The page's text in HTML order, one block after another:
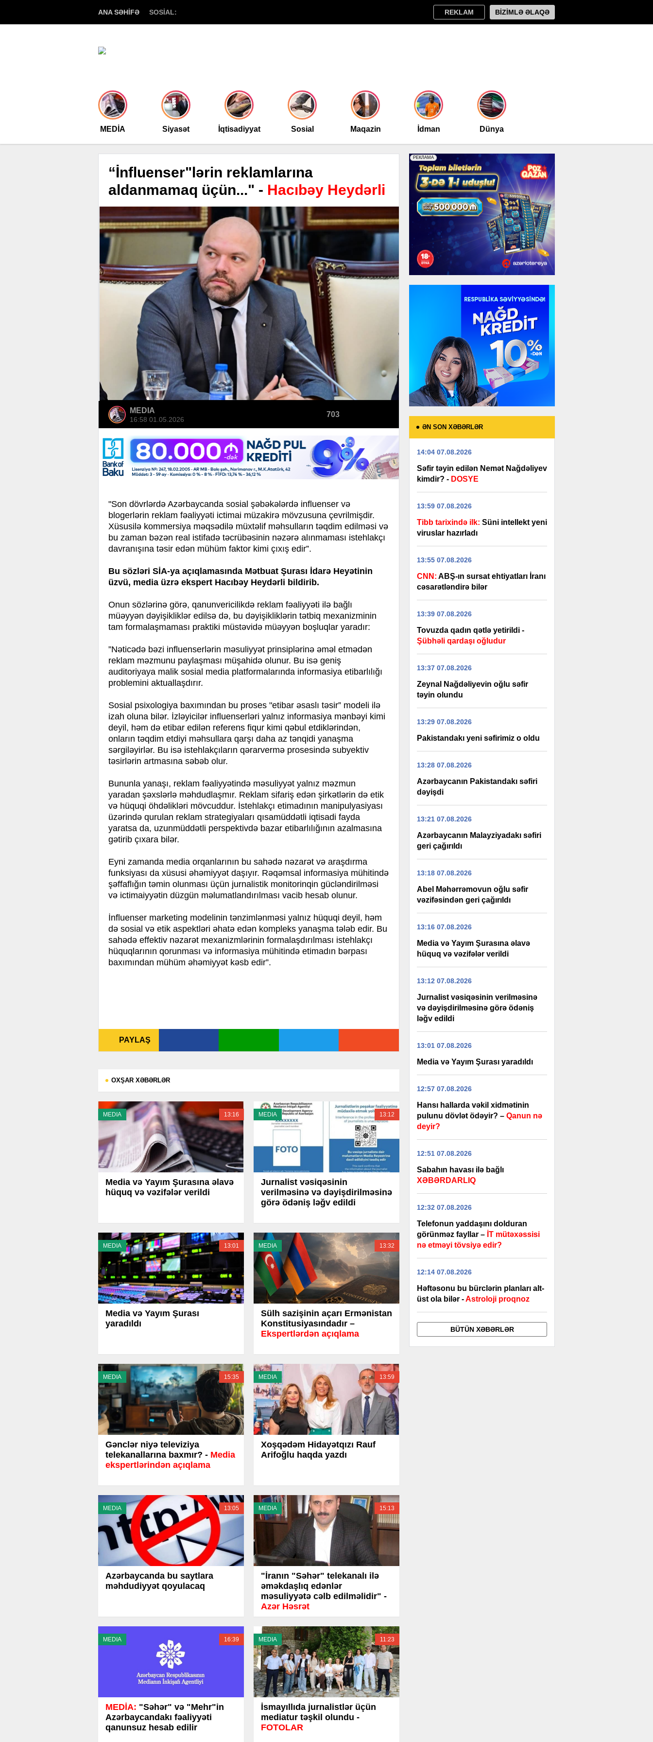
ANA SƏHİFƏ SOSİAL: REKLAM BİZİMLƏ ƏLAQƏ
MEDİA Siyasət İqtisadiyyat Sosial Maqazin İdman Dünya
“İnfluenser"lərin reklamlarına
aldanmamaq üçün..." - Hacıbəy Heydərli
MEDIA
16:58 01.05.2026
703
"Son dövrlərdə Azərbaycanda sosial şəbəkələrdə influenser və
blogerlərin reklam fəaliyyəti ictimai müzakirə mövzusuna çevrilmişdir.
Xüsusilə kommersiya məqsədilə müxtəlif məhsulların təqdim edilməsi və
bu zaman bəzən real istifadə təcrübəsinin nəzərə alınmaması istehlakçı
davranışına təsir edən mühüm faktor kimi çıxış edir”.
Bu sözləri SİA-ya açıqlamasında Mətbuat Şurası İdarə Heyətinin
üzvü, media üzrə ekspert Hacıbəy Heydərli bildirib.
Onun sözlərinə görə, qanunvericilikdə reklam fəaliyyəti ilə bağlı
müəyyən dəyişikliklər edilsə də, bu dəyişikliklərin tətbiq mexanizminin
tam formalaşmaması praktiki müstəvidə müəyyən boşluqlar yaradır:
”Nəticədə bəzi influenserlərin məsuliyyət prinsiplərinə əməl etmədən
reklam məzmunu paylaşması müşahidə olunur. Bu isə geniş
auditoriyaya malik sosial media platformalarında informasiya etibarlılığı
problemini aktuallaşdırır.
Sosial psixologiya baxımından bu proses "etibar əsaslı təsir” modeli ilə
izah oluna bilər. İzləyicilər influenserləri yalnız informasiya mənbəyi kimi
deyil, həm də etibar edilən referens fiqur kimi qəbul etdiklərindən,
onların təqdim etdiyi məhsullara qarşı daha az tənqidi yanaşma
sərgiləyirlər. Bu isə istehlakçıların qərarvermə prosesində subyektiv
təsirlərin artmasına səbəb olur.
Bununla yanaşı, reklam fəaliyyətində məsuliyyət yalnız məzmun
yaradan şəxslərlə məhdudlaşmır. Reklam sifariş edən şirkətlərin də etik
və hüquqi öhdəlikləri mövcuddur. İstehlakçı etimadının manipulyasiyası
üzərində qurulan reklam strategiyaları qısamüddətli iqtisadi fayda
yaratsa da, uzunmüddətli perspektivdə bazar etibarlılığının azalmasına
gətirib çıxara bilər.
Eyni zamanda media orqanlarının bu sahədə nəzarət və araşdırma
funksiyası da xüsusi əhəmiyyət daşıyır. Rəqəmsal informasiya mühitində
şəffaflığın təmin olunması üçün jurnalistik monitorinqin gücləndirilməsi
və ictimaiyyətin düzgün məlumatlandırılması vacib hesab olunur.
İnfluenser marketing modelinin tənzimlənməsi yalnız hüquqi deyil, həm
də sosial və etik aspektləri əhatə edən kompleks yanaşma tələb edir. Bu
sahədə effektiv nəzarət mexanizmlərinin formalaşdırılması istehlakçı
hüquqlarının qorunması və informasiya mühitində etimadın bərpası
baxımından mühüm əhəmiyyət kəsb edir”.
PAYLAŞ
OXŞAR XƏBƏRLƏR
MEDIA 13:16
Media və Yayım Şurasına əlavə
hüquq və vəzifələr verildi
MEDIA 13:12
Jurnalist vəsiqəsinin
verilməsinə və dəyişdirilməsinə
görə ödəniş ləğv edildi
MEDIA 13:01
Media və Yayım Şurası
yaradıldı
MEDIA 13:32
Sülh sazişinin açarı Ermənistan
Konstitusiyasındadır –
Ekspertlərdən açıqlama
MEDIA 15:35
Gənclər niyə televiziya
telekanallarına baxmır? - Media
ekspertlərindən açıqlama
MEDIA 13:59
Xoşqədəm Hidayətqızı Rauf
Arifoğlu haqda yazdı
MEDIA 13:05
Azərbaycanda bu saytlara
məhdudiyyət qoyulacaq
MEDIA 15:13
"İranın "Səhər" telekanalı ilə
əməkdaşlıq edənlər
məsuliyyətə cəlb edilməlidir" -
Azər Həsrət
MEDIA 16:39
MEDİA: "Səhər" və "Mehr"in
Azərbaycandakı fəaliyyəti
qanunsuz hesab edilir
MEDIA 11:23
İsmayıllıda jurnalistlər üçün
mediatur təşkil olundu -
FOTOLAR
ƏN SON XƏBƏRLƏR
14:04 07.08.2026
Səfir təyin edilən Nemət Nağdəliyev
kimdir? - DOSYE
13:59 07.08.2026
Tibb tarixində ilk: Süni intellekt yeni
viruslar hazırladı
13:55 07.08.2026
CNN: ABŞ-ın sursat ehtiyatları İranı
cəsarətləndirə bilər
13:39 07.08.2026
Tovuzda qadın qətlə yetirildi -
Şübhəli qardaşı oğludur
13:37 07.08.2026
Zeynal Nağdəliyevin oğlu səfir
təyin olundu
13:29 07.08.2026
Pakistandakı yeni səfirimiz o oldu
13:28 07.08.2026
Azərbaycanın Pakistandakı səfiri
dəyişdi
13:21 07.08.2026
Azərbaycanın Malayziyadakı səfiri
geri çağırıldı
13:18 07.08.2026
Abel Məhərrəmovun oğlu səfir
vəzifəsindən geri çağırıldı
13:16 07.08.2026
Media və Yayım Şurasına əlavə
hüquq və vəzifələr verildi
13:12 07.08.2026
Jurnalist vəsiqəsinin verilməsinə
və dəyişdirilməsinə görə ödəniş
ləğv edildi
13:01 07.08.2026
Media və Yayım Şurası yaradıldı
12:57 07.08.2026
Hansı hallarda vəkil xidmətinin
pulunu dövlət ödəyir? – Qanun nə
deyir?
12:51 07.08.2026
Sabahın havası ilə bağlı
XƏBƏRDARLIQ
12:32 07.08.2026
Telefonun yaddaşını dolduran
görünməz fayllar – İT mütəxəssisi
nə etməyi tövsiyə edir?
12:14 07.08.2026
Həftəsonu bu bürclərin planları alt-
üst ola bilər -Astroloji proqnoz
BÜTÜN XƏBƏRLƏR